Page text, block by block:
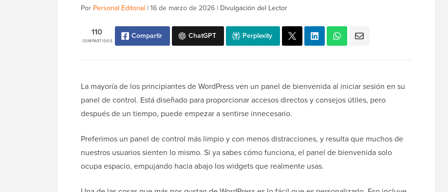
Por Personal Editorial | 16 de marzo de 2026 | Divulgación del Lector
COMPARTIDOS
110 Compartir ChatGPT Perplexity
La mayoría de los principiantes de WordPress ven un panel de bienvenida al iniciar sesión en su
panel de control. Está diseñado para proporcionar accesos directos y consejos útiles, pero
después de un tiempo, puede empezar a sentirse innecesario.
Preferimos un panel de control más limpio y con menos distracciones, y resulta que muchos de
nuestros usuarios sienten lo mismo. Si ya sabes cómo funciona, el panel de bienvenida solo
ocupa espacio, empujando hacia abajo los widgets que realmente usas.